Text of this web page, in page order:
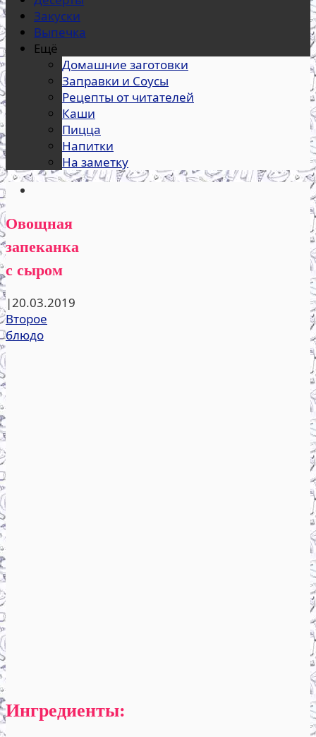
Закуски
Выпечка
Ещё
Домашние заготовки
Заправки и Соусы
Рецепты от читателей
Каши
Пицца
Напитки
На заметку
Овощная
запеканка
с сыром
|20.03.2019
Второе
блюдо
Ингредиенты: